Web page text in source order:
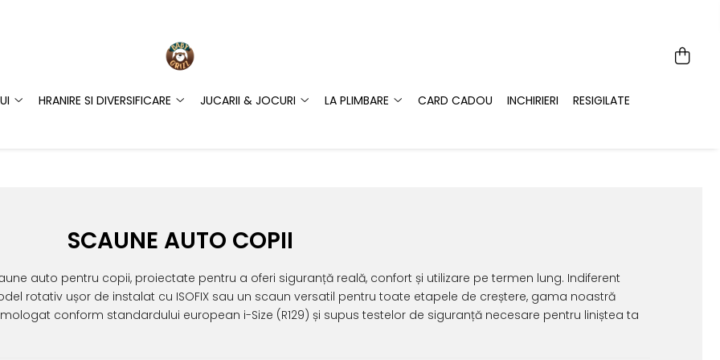
HRANIRE SI DIVERSIFICARE JUCARII & JOCURI LA PLIMBARE CARD CADOU INCHIRIERI
RESIGILATE
SCAUNE AUTO COPII
auto pentru copii, proiectate pentru a oferi siguranță reală, confort și utilizare pe termen lung. Indiferent
rotativ ușor de instalat cu ISOFIX sau un scaun versatil pentru toate etapele de creștere, gama noastră
conform standardului european i-Size (R129) și supus testelor de siguranță necesare pentru liniștea ta